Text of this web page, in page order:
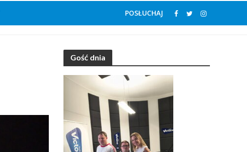
POSŁUCHAJ
Gość dnia